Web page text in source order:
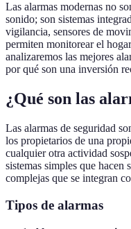
Las alarmas modernas no
sonido; son sistemas
vigilancia, sensores de
permiten monitorear el
analizaremos las mejores
por qué son una inversión
¿Qué son las
Las alarmas de seguridad
los propietarios de una
cualquier otra actividad
sistemas simples que hacen
complejas que se integran
Tipos de alarmas